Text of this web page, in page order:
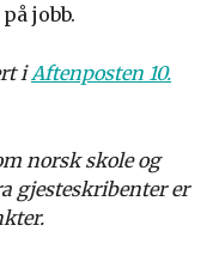
jobb.
iAftenposten 10.
norsk skole og
gjesteskribenter er